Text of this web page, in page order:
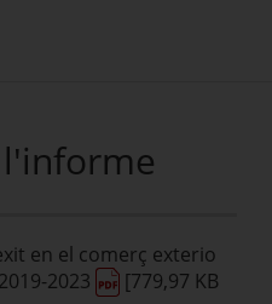
l'informe
en el comerç exterio
2023
[779,97 KB